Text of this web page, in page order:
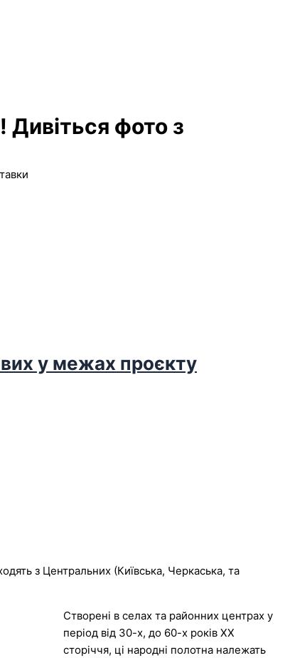
Дивіться фото з
у межах проєкту
з Центральних (Київська, Черкаська, та
Створені в селах та районних центрах у
період від 30-х, до 60-х років ХХ
сторіччя, ці народні полотна належать